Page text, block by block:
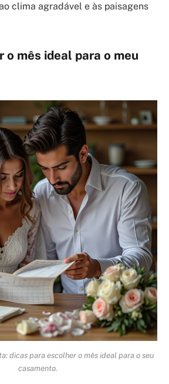
clima agradável e às paisagens
o mês ideal para o meu
dicas para escolher o mês ideal para o seu
casamento.